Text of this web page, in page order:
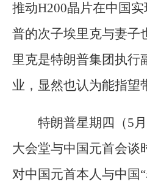
推动H200晶片在中国
普的次子埃里克与妻子
里克是特朗普集团执行
业，显然也认为能指望
特朗普星期四（5
大会堂与中国元首会谈
对中国元首本人与中国